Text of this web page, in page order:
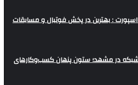
اسپورت : بهترین در پخش فوتبال و مسابقات
در مشهد؛ ستون پنهان کسب‌وکارهای